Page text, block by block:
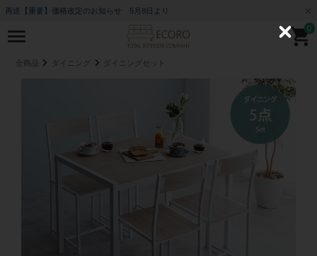
再送【重要】価格改定のお知らせ 5月8日より
0
全商品 ダイニング ダイニングセット
C